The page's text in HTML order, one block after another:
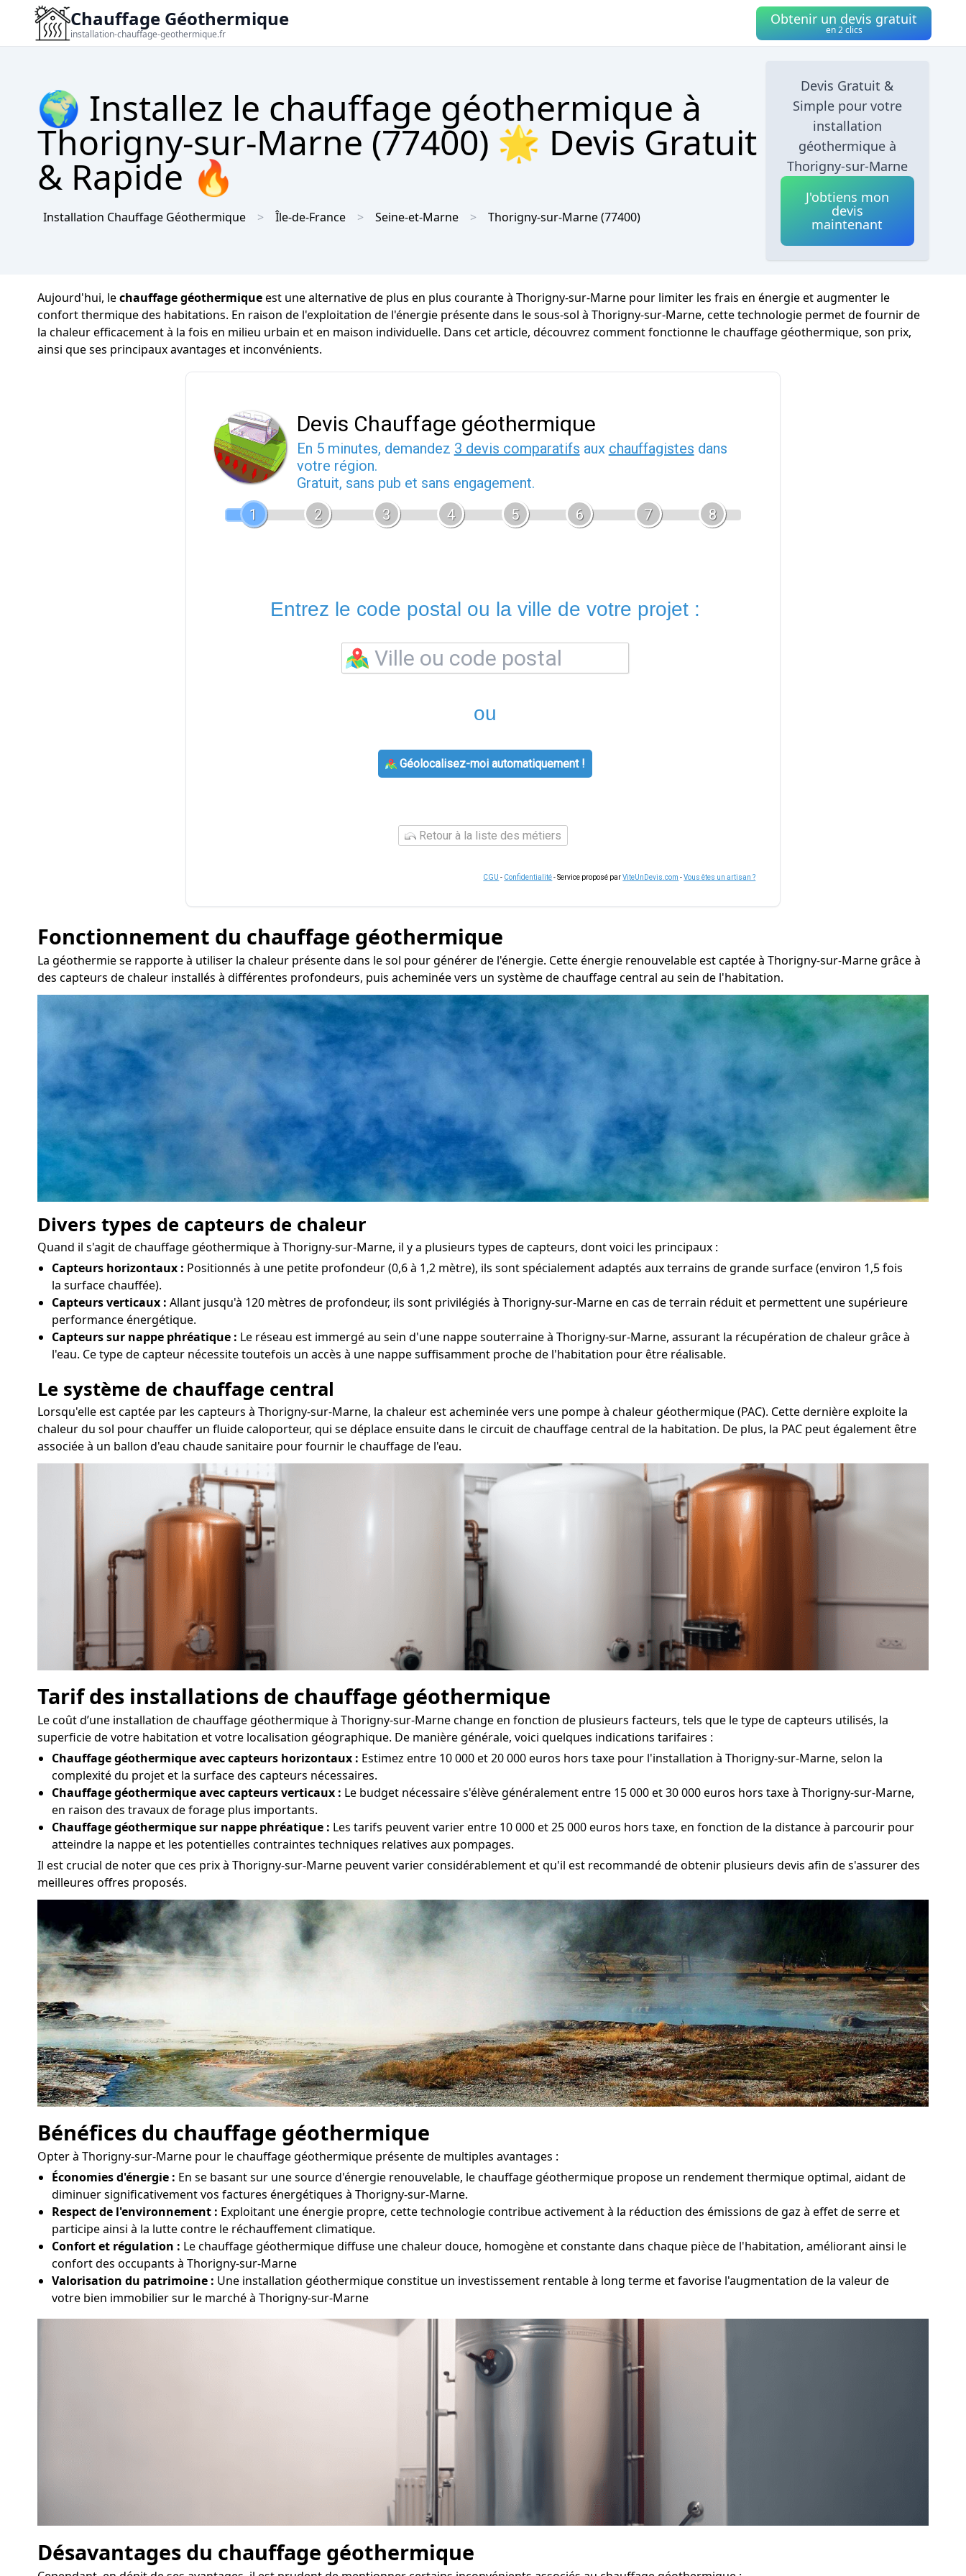
Chauffage Géothermique
installation-chauffage-geothermique.fr
Obtenir un devis gratuit
en 2 clics
🌍 Installez le chauffage géothermique à
Thorigny-sur-Marne (77400) 🌟 Devis Gratuit
& Rapide 🔥
Installation Chauffage Géothermique Île-de-France Seine-et-Marne Thorigny-sur-Marne(77400)
Devis Gratuit &
Simple pour votre
installation
géothermique à
Thorigny-sur-Marne
J'obtiens mon
devis
maintenant
Aujourd'hui, lechauffage géothermiqueest une alternative de plus en plus courante à Thorigny-sur-Marne pour limiter les frais en énergie et augmenter le
confort thermique des habitations. En raison de l'exploitation de l'énergie présente dans le sous-sol à Thorigny-sur-Marne, cette technologie permet de fournir de
la chaleur efficacement à la fois en milieu urbain et en maison individuelle. Dans cet article, découvrez comment fonctionne le chauffage géothermique, son prix,
ainsi que ses principaux avantages et inconvénients.
Devis Chauffage géothermique
En 5 minutes, demandez 3 devis comparatifs aux chauffagistes dans
votre région.
Gratuit, sans pub et sans engagement.
1
2 3 4 5 6 7 8
Entrez le code postal ou la ville de votre projet :
ou
Géolocalisez-moi automatiquement !
Retour à la liste des métiers
CGU - Confidentialité- Service proposé parViteUnDevis.com -Vous êtes un artisan ?
Fonctionnement du chauffage géothermique
La géothermie se rapporte à utiliser la chaleur présente dans le sol pour générer de l'énergie. Cette énergie renouvelable est captée à Thorigny-sur-Marne grâce à
des capteurs de chaleur installés à différentes profondeurs, puis acheminée vers un système de chauffage central au sein de l'habitation.
Divers types de capteurs de chaleur
Quand il s'agit de chauffage géothermique à Thorigny-sur-Marne, il y a plusieurs types de capteurs, dont voici les principaux :
Capteurs horizontaux : Positionnés à une petite profondeur (0,6 à 1,2 mètre), ils sont spécialement adaptés aux terrains de grande surface (environ 1,5 fois
la surface chauffée).
Capteurs verticaux : Allant jusqu'à 120 mètres de profondeur, ils sont privilégiés à Thorigny-sur-Marne en cas de terrain réduit et permettent une supérieure
performance énergétique.
Capteurs sur nappe phréatique : Le réseau est immergé au sein d'une nappe souterraine à Thorigny-sur-Marne, assurant la récupération de chaleur grâce à
l'eau. Ce type de capteur nécessite toutefois un accès à une nappe suffisamment proche de l'habitation pour être réalisable.
Le système de chauffage central
Lorsqu'elle est captée par les capteurs à Thorigny-sur-Marne, la chaleur est acheminée vers une pompe à chaleur géothermique (PAC). Cette dernière exploite la
chaleur du sol pour chauffer un fluide caloporteur, qui se déplace ensuite dans le circuit de chauffage central de la habitation. De plus, la PAC peut également être
associée à un ballon d'eau chaude sanitaire pour fournir le chauffage de l'eau.
Tarif des installations de chauffage géothermique
Le coût d’une installation de chauffage géothermique à Thorigny-sur-Marne change en fonction de plusieurs facteurs, tels que le type de capteurs utilisés, la
superficie de votre habitation et votre localisation géographique. De manière générale, voici quelques indications tarifaires :
Chauffage géothermique avec capteurs horizontaux : Estimez entre 10 000 et 20 000 euros hors taxe pour l'installation à Thorigny-sur-Marne, selon la
complexité du projet et la surface des capteurs nécessaires.
Chauffage géothermique avec capteurs verticaux : Le budget nécessaire s'élève généralement entre 15 000 et 30 000 euros hors taxe à Thorigny-sur-Marne,
en raison des travaux de forage plus importants.
Chauffage géothermique sur nappe phréatique : Les tarifs peuvent varier entre 10 000 et 25 000 euros hors taxe, en fonction de la distance à parcourir pour
atteindre la nappe et les potentielles contraintes techniques relatives aux pompages.
Il est crucial de noter que ces prix à Thorigny-sur-Marne peuvent varier considérablement et qu'il est recommandé de obtenir plusieurs devis afin de s'assurer des
meilleures offres proposés.
Bénéfices du chauffage géothermique
Opter à Thorigny-sur-Marne pour le chauffage géothermique présente de multiples avantages :
Économies d'énergie : En se basant sur une source d'énergie renouvelable, le chauffage géothermique propose un rendement thermique optimal, aidant de
diminuer significativement vos factures énergétiques à Thorigny-sur-Marne.
Respect de l'environnement : Exploitant une énergie propre, cette technologie contribue activement à la réduction des émissions de gaz à effet de serre et
participe ainsi à la lutte contre le réchauffement climatique.
Confort et régulation : Le chauffage géothermique diffuse une chaleur douce, homogène et constante dans chaque pièce de l'habitation, améliorant ainsi le
confort des occupants à Thorigny-sur-Marne
Valorisation du patrimoine : Une installation géothermique constitue un investissement rentable à long terme et favorise l'augmentation de la valeur de
votre bien immobilier sur le marché à Thorigny-sur-Marne
Désavantages du chauffage géothermique